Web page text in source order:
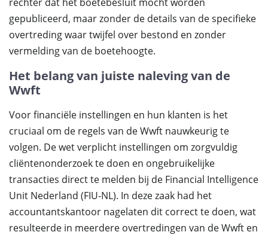
gepubliceerd, maar zonder de details van de specifieke
overtreding waar twijfel over bestond en zonder
vermelding van de boetehoogte.
Het belang van juiste naleving van de
Wwft
Voor financiële instellingen en hun klanten is het
cruciaal om de regels van de Wwft nauwkeurig te
volgen. De wet verplicht instellingen om zorgvuldig
cliëntenonderzoek te doen en ongebruikelijke
transacties direct te melden bij de Financial Intelligence
Unit Nederland (FIU-NL). In deze zaak had het
accountantskantoor nagelaten dit correct te doen, wat
resulteerde in meerdere overtredingen van de Wwft en